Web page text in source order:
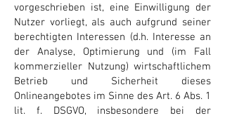
vorgeschrieben ist, eine Einwilligung der
Nutzer vorliegt, als auch aufgrund seiner
berechtigten Interessen (d.h. Interesse an
der Analyse, Optimierung und (im Fall
kommerzieller Nutzung) wirtschaftlichem
Betrieb und Sicherheit dieses
Onlineangebotes im Sinne des Art. 6 Abs. 1
lit. f. DSGVO, insbesondere bei der